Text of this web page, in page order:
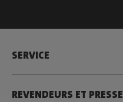
SERVICE
REVENDEURS ET PRESSE